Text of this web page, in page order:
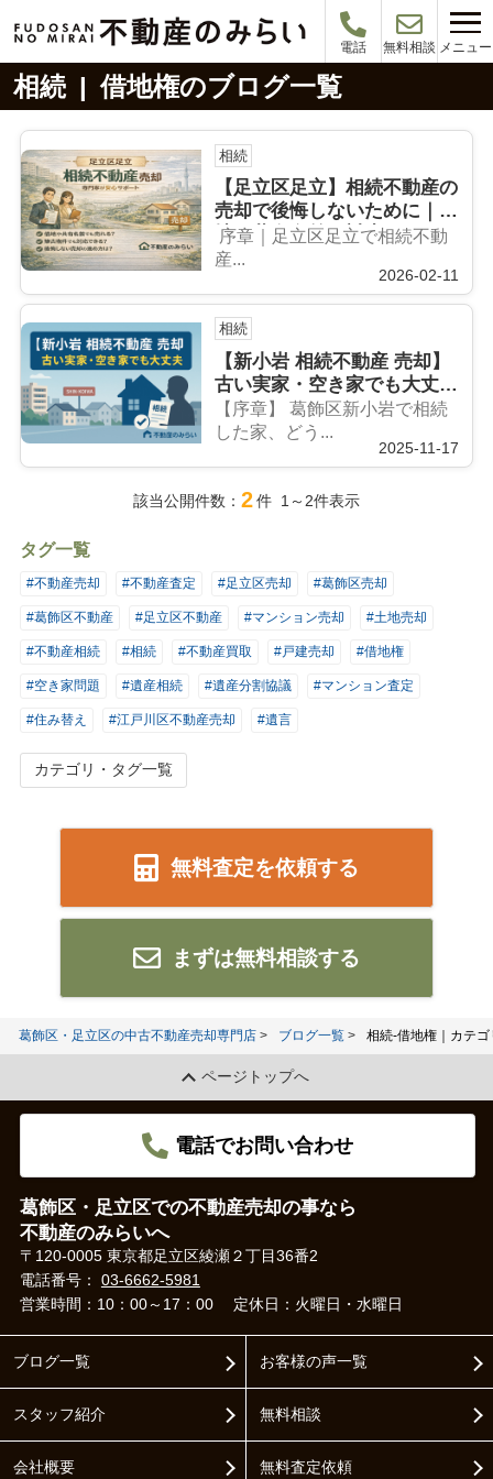
電話 無料相談 メニュー
相続 | 借地権のブログ一覧
相続
【足立区足立】相続不動産の
売却で後悔しないために｜借
地・共有名義も対応できる現
実的な判断と進め方
序章｜足立区足立で相続不動
産...
2026-02-11
相続
【新小岩 相続不動産 売却】
古い実家・空き家でも大丈夫
──相続後の整理から売却ま
で完全ガイド
【序章】 葛飾区新小岩で相続
した家、どう...
2025-11-17
該当公開件数： 2件 1～2件表示
タグ一覧
#不動産売却 #不動産査定 #足立区売却 #葛飾区売却
#葛飾区不動産 #足立区不動産 #マンション売却 #土地売却
#不動産相続 #相続 #不動産買取 #戸建売却 #借地権
#空き家問題 #遺産相続 #遺産分割協議 #マンション査定
#住み替え #江戸川区不動産売却 #遺言
カテゴリ・タグ一覧
無料査定を依頼する
まずは無料相談する
葛飾区・足立区の中古不動産売却専門店 ブログ一覧 相続-借地権｜カテ
ページトップへ
電話でお問い合わせ
葛飾区・足立区での不動産売却の事なら
不動産のみらいへ
〒120-0005 東京都足立区綾瀬２丁目36番2
電話番号： 03-6662-5981
営業時間：10：00～17：00
定休日：火曜日・水曜日
ブログ一覧
スタッフ紹介
会社概要
お客様の声一覧
無料相談
無料査定依頼